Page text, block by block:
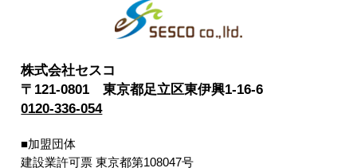
株式会社セスコ
〒121-0801 東京都足立区東伊興1-16-6
0120-336-054
■加盟団体
建設業許可票 東京都第108047号